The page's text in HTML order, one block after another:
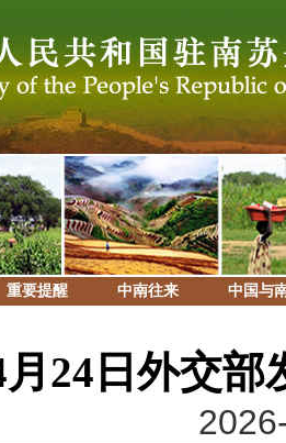
重要提醒 中南往来 中国与
月24日外交